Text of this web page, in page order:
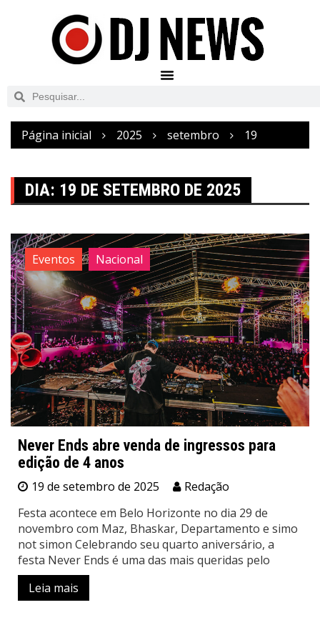
Página inicial 2025 setembro 19
DIA: 19 DE SETEMBRO DE 2025
Eventos Nacional
Never Ends abre venda de ingressos para
edição de 4 anos
19 de setembro de 2025
Redação
Festa acontece em Belo Horizonte no dia 29 de
novembro com Maz, Bhaskar, Departamento e simo
not simon Celebrando seu quarto aniversário, a
festa Never Ends é uma das mais queridas pelo
Leia mais